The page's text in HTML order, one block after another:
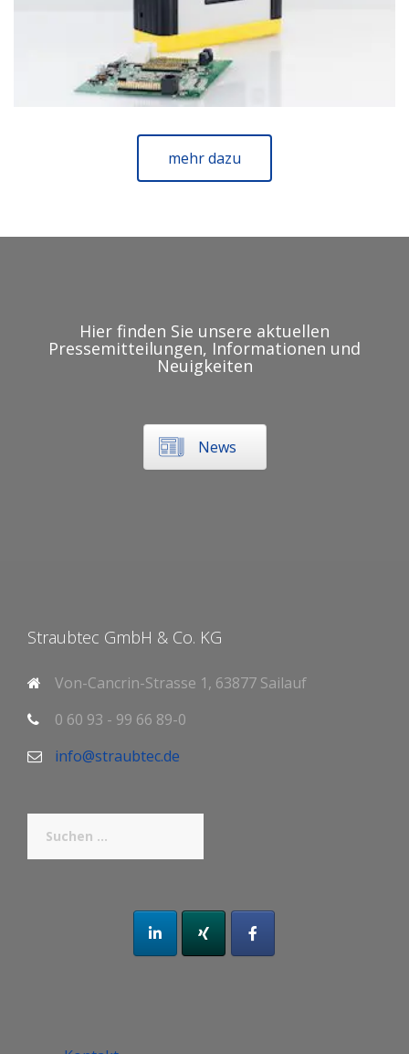
mehr dazu
Hier finden Sie unsere aktuellen
Pressemitteilungen, Informationen und
Neuigkeiten
News
Straubtec GmbH & Co. KG
Von-Cancrin-Strasse 1, 63877 Sailauf
0 60 93 - 99 66 89-0
info@straubtec.de
nach: